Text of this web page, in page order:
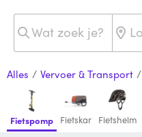
Alles / Vervoer & Transport /
Fietspomp Fietskar Fietshelm